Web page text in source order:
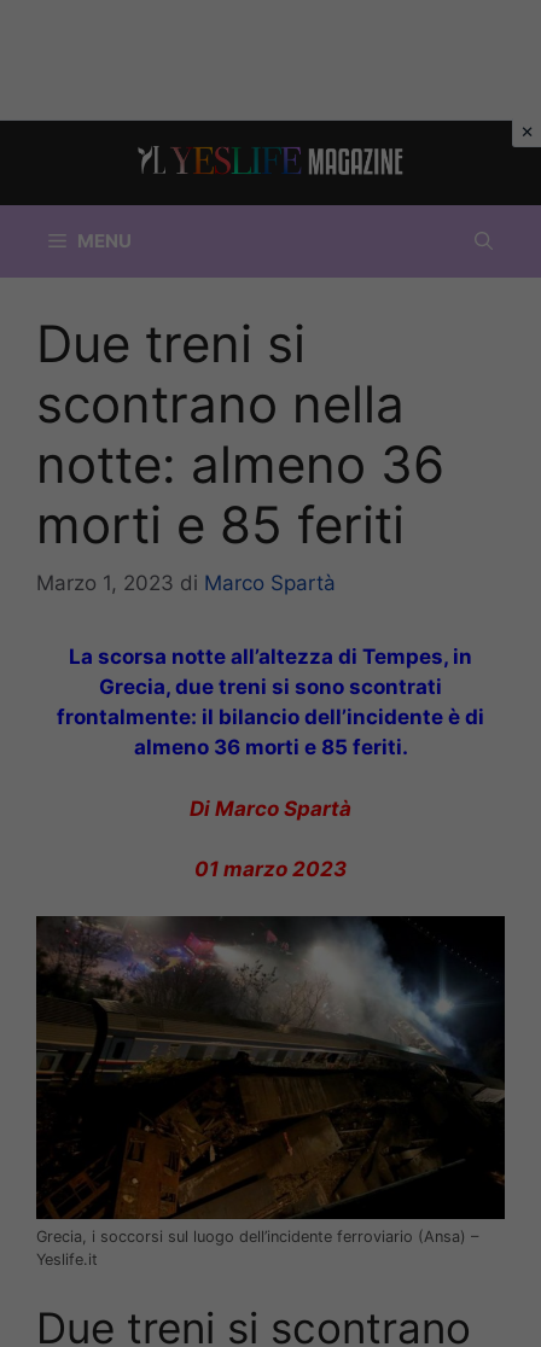
MENU
Due treni si
scontrano nella
notte: almeno 36
morti e 85 feriti
Marzo 1, 2023 di Marco Spartà
La scorsa notte all’altezza di Tempes, in
Grecia, due treni si sono scontrati
frontalmente: il bilancio dell’incidente è di
almeno 36 morti e 85 feriti.
Di Marco Spartà
01 marzo 2023
Grecia, i soccorsi sul luogo dell’incidente ferroviario (Ansa) –
Yeslife.it
Due treni si scontrano